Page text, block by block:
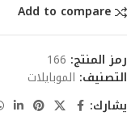
Add to compare
رمز المنتج: 166
التصنيف: الموبايلات
يشارك: